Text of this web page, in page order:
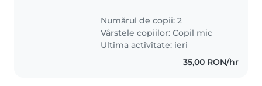
dispusa sa călătorească cu noi
pana la Constanta pe dățile din
Septembrie 4-6. Drumul,..
Numărul de copii: 2
Vârstele copiilor:Copil mic
Ultima activitate: ieri
35,00 RON/hr